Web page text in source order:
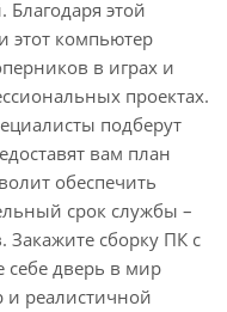
Благодаря этой
этот компьютер
в играх и
проектах.
подберут
вам план
обеспечить
срок службы –
Закажите сборку ПК с
себе дверь в мир
реалистичной